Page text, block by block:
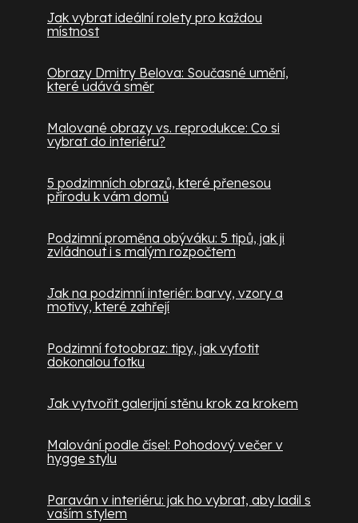
Jak vybrat ideální rolety pro každou
místnost
Obrazy Dmitry Belova: Současné umění,
které udává směr
Malované obrazy vs. reprodukce: Co si
vybrat do interiéru?
5 podzimních obrazů, které přenesou
přírodu k vám domů
Podzimní proměna obýváku: 5 tipů, jak ji
zvládnout i s malým rozpočtem
Jak na podzimní interiér: barvy, vzory a
motivy, které zahřejí
Podzimní fotoobraz: tipy, jak vyfotit
dokonalou fotku
Jak vytvořit galerijní stěnu krok za krokem
Malování podle čísel: Pohodový večer v
hygge stylu
Paraván v interiéru: jak ho vybrat, aby ladil s
vaším stylem